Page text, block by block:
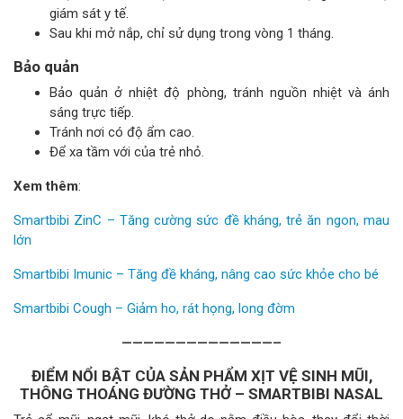
giám sát y tế.
Sau khi mở nắp, chỉ sử dụng trong vòng 1 tháng.
Bảo quản
Bảo quản ở nhiệt độ phòng, tránh nguồn nhiệt và ánh
sáng trực tiếp.
Tránh nơi có độ ẩm cao.
Để xa tầm với của trẻ nhỏ.
Xem thêm:
Smartbibi ZinC – Tăng cường sức đề kháng, trẻ ăn ngon, mau
lớn
Smartbibi Imunic – Tăng đề kháng, nâng cao sức khỏe cho bé
Smartbibi Cough – Giảm ho, rát họng, long đờm
——————————————–
ĐIỂM NỔI BẬT CỦA SẢN PHẨM XỊT VỆ SINH MŨI,
THÔNG THOÁNG ĐƯỜNG THỞ – SMARTBIBI NASAL